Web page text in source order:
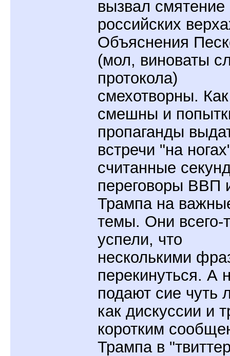
вызвал смятение
российских
Объяснения
(мол, виноваты
протокола)
смехотворны. Как
смешны и
пропаганды
встречи "на
считанные
переговоры ВВП
Трампа на
темы. Они всего-
успели, что
несколькими
перекинуться. А
подают сие чуть
как дискуссии и
коротким
Трампа в